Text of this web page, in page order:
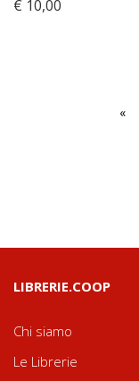
€ 10,00
«
LIBRERIE.COOP
Chi siamo
Le Librerie